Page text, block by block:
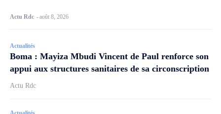
Actu Rdc -août 8, 2026
Actualités
Boma : Mayiza Mbudi Vincent de Paul renforce son
appui aux structures sanitaires de sa circonscription
Actu Rdc